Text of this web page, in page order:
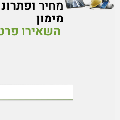
מחיר
מימון
השאירו